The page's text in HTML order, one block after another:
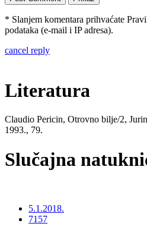
* Slanjem komentara prihvaćate
podataka (e-mail i IP adresa).
cancel reply
Literatura
Claudio Pericin, Otrovno bilje/2,
1993., 79.
Slučajna
5.1.2018.
7157